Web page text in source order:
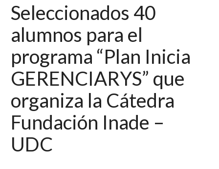
Seleccionados 40
alumnos para el
programa “Plan Inicia
GERENCIARYS” que
organiza la Cátedra
Fundación Inade –
UDC